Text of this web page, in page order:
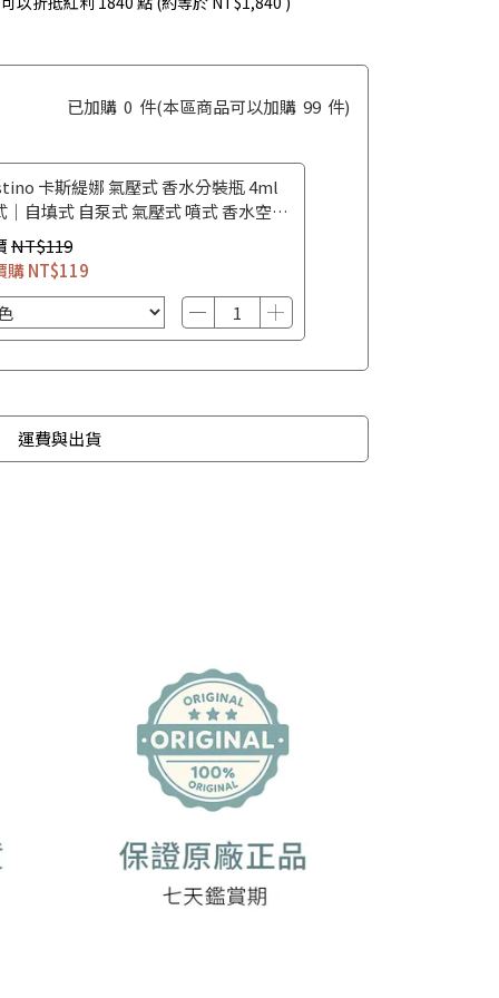
已加購 0 件(本區商品可以加購 99 件)
卡斯緹娜 氣壓式 香水分裝瓶 4ml
｜自填式 自泵式 氣壓式 噴式 香水空瓶
攜帶瓶
NT$119
購NT$119
運費與出貨